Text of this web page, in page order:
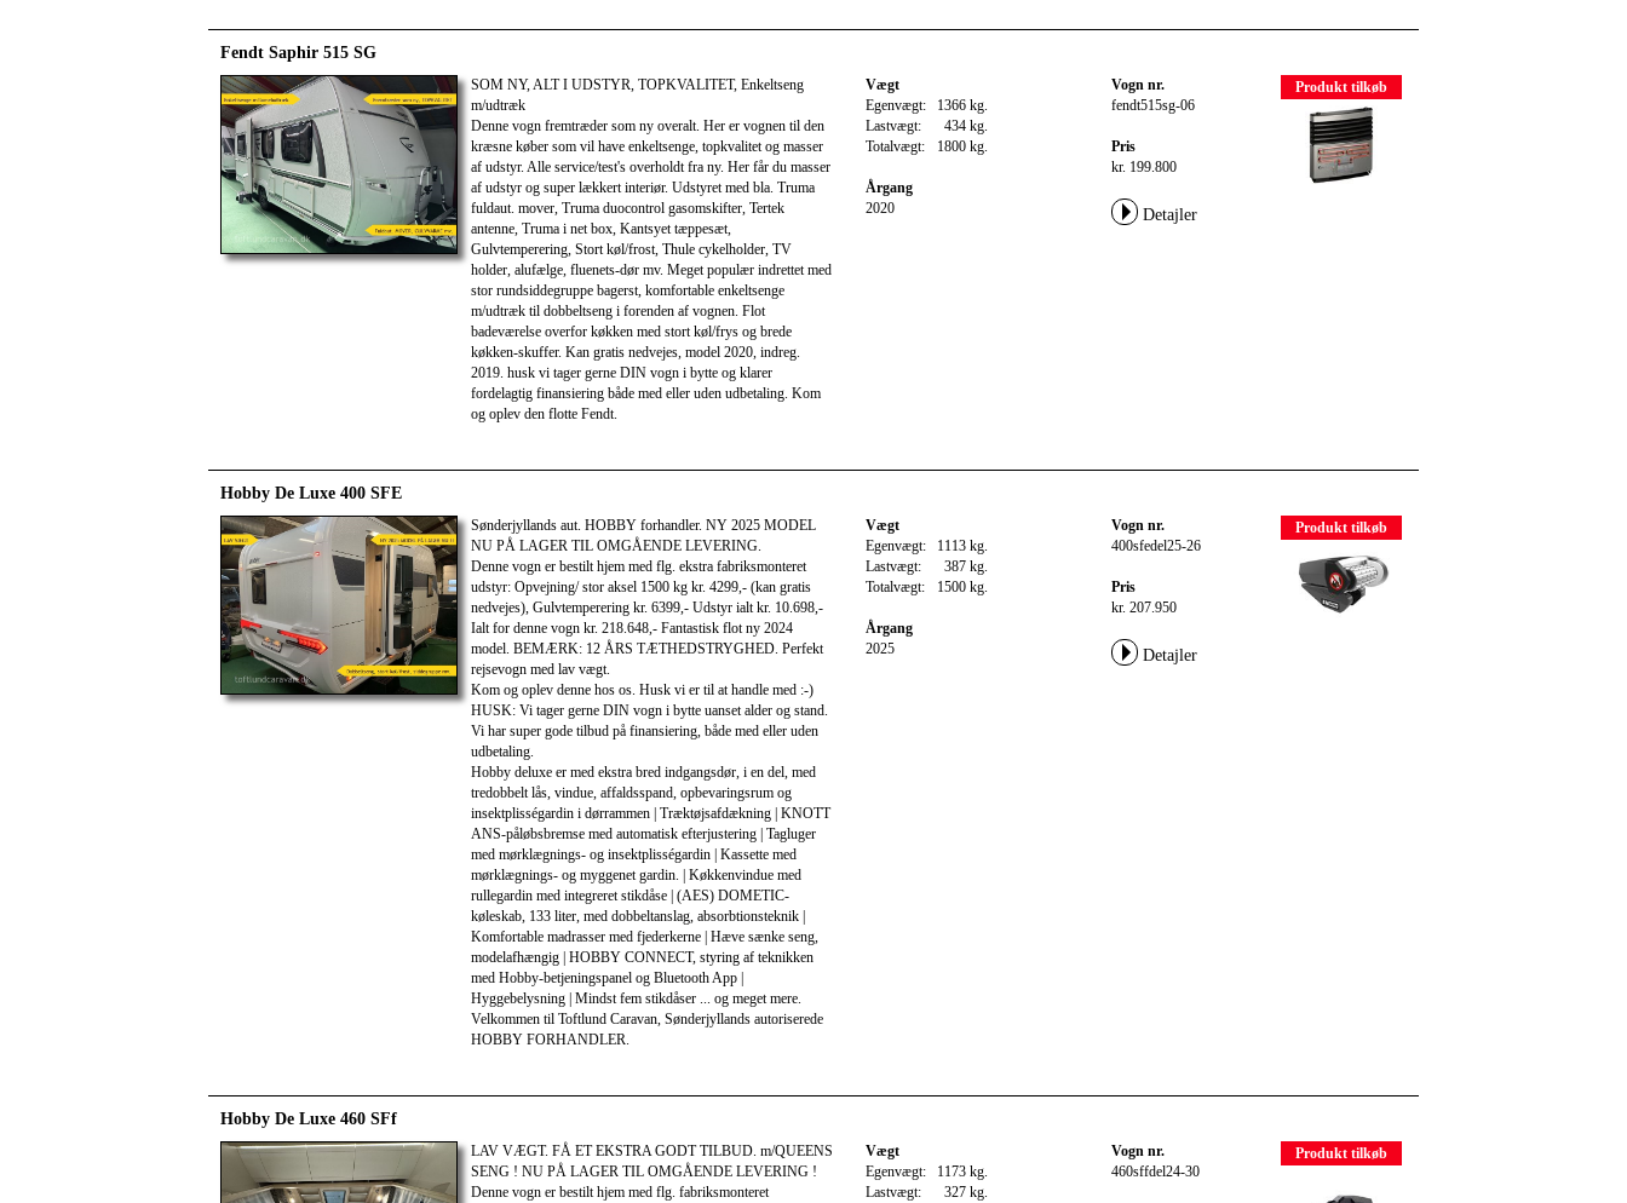
Fendt Saphir 515 SG
SOM NY, ALT I UDSTYR, TOPKVALITET, Enkeltseng
m/udtræk
Denne vogn fremtræder som ny overalt. Her er vognen til den
kræsne køber som vil have enkeltsenge, topkvalitet og masser
af udstyr. Alle service/test's overholdt fra ny. Her får du masser
af udstyr og super lækkert interiør. Udstyret med bla. Truma
fuldaut. mover, Truma duocontrol gasomskifter, Tertek
antenne, Truma i net box, Kantsyet tæppesæt,
Gulvtemperering, Stort køl/frost, Thule cykelholder, TV
holder, alufælge, fluenets-dør mv. Meget populær indrettet med
stor rundsiddegruppe bagerst, komfortable enkeltsenge
m/udtræk til dobbeltseng i forenden af vognen. Flot
badeværelse overfor køkken med stort køl/frys og brede
køkken-skuffer. Kan gratis nedvejes, model 2020, indreg.
2019. husk vi tager gerne DIN vogn i bytte og klarer
fordelagtig finansiering både med eller uden udbetaling. Kom
og oplev den flotte Fendt.
Vægt
Egenvægt: 1366 kg.
Lastvægt:
434 kg.
Totalvægt:
1800 kg.
Årgang
2020
Vogn nr.
fendt515sg-06
Pris
kr. 199.800
Detajler
Produkt tilkøb
Hobby De Luxe 400 SFE
Sønderjyllands aut. HOBBY forhandler. NY 2025 MODEL
NU PÅ LAGER TIL OMGÅENDE LEVERING.
Denne vogn er bestilt hjem med flg. ekstra fabriksmonteret
udstyr: Opvejning/ stor aksel 1500 kg kr. 4299,- (kan gratis
nedvejes), Gulvtemperering kr. 6399,- Udstyr ialt kr. 10.698,-
Ialt for denne vogn kr. 218.648,- Fantastisk flot ny 2024
model. BEMÆRK: 12 ÅRS TÆTHEDSTRYGHED. Perfekt
rejsevogn med lav vægt.
Kom og oplev denne hos os. Husk vi er til at handle med :-)
HUSK: Vi tager gerne DIN vogn i bytte uanset alder og stand.
Vi har super gode tilbud på finansiering, både med eller uden
udbetaling.
Hobby deluxe er med ekstra bred indgangsdør, i en del, med
tredobbelt lås, vindue, affaldsspand, opbevaringsrum og
insektplisségardin i dørrammen | Træktøjsafdækning | KNOTT
ANS-påløbsbremse med automatisk efterjustering | Tagluger
med mørklægnings- og insektplisségardin | Kassette med
mørklægnings- og myggenet gardin. | Køkkenvindue med
rullegardin med integreret stikdåse | (AES) DOMETIC-
køleskab, 133 liter, med dobbeltanslag, absorbtionsteknik |
Komfortable madrasser med fjederkerne | Hæve sænke seng,
modelafhængig | HOBBY CONNECT, styring af teknikken
med Hobby-betjeningspanel og Bluetooth App |
Hyggebelysning | Mindst fem stikdåser ... og meget mere.
Velkommen til Toftlund Caravan, Sønderjyllands autoriserede
HOBBY FORHANDLER.
Vægt
Egenvægt: 1113 kg.
Lastvægt:
387 kg.
Totalvægt:
1500 kg.
Årgang
2025
Vogn nr.
400sfedel25-26
Pris
kr. 207.950
Detajler
Produkt tilkøb
Hobby De Luxe 460 SFf
LAV VÆGT. FÅ ET EKSTRA GODT TILBUD. m/QUEENS
SENG ! NU PÅ LAGER TIL OMGÅENDE LEVERING !
Denne vogn er bestilt hjem med flg. fabriksmonteret
Vægt
Egenvægt: 1173 kg.
Lastvægt:
327 kg.
Vogn nr.
460sffdel24-30
Produkt tilkøb